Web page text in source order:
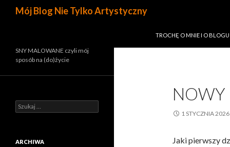
Mój Blog Nie Tylko Artystyczny
TROCHĘ O MNIE I O BLOGU
NOWY
1 STYCZNIA 2026
Jaki pierwszy
SNY MALOWANE czyli mój
sposób na (do)życie
Szukaj:
ARCHIWA